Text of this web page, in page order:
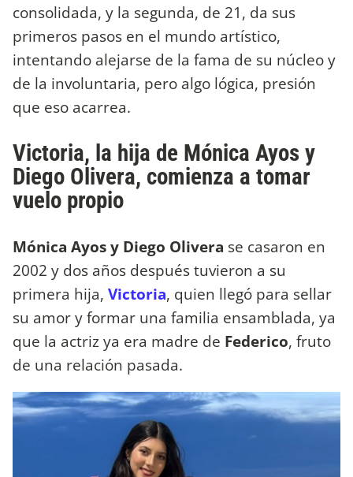
consolidada, y la segunda, de 21, da sus
primeros pasos en el mundo artístico,
intentando alejarse de la fama de su núcleo y
de la involuntaria, pero algo lógica, presión
que eso acarrea.
Victoria, la hija de Mónica Ayos y
Diego Olivera, comienza a tomar
vuelo propio
Mónica Ayos y Diego Olivera se casaron en
2002 y dos años después tuvieron a su
primera hija, Victoria, quien llegó para sellar
su amor y formar una familia ensamblada, ya
que la actriz ya era madre de Federico, fruto
de una relación pasada.